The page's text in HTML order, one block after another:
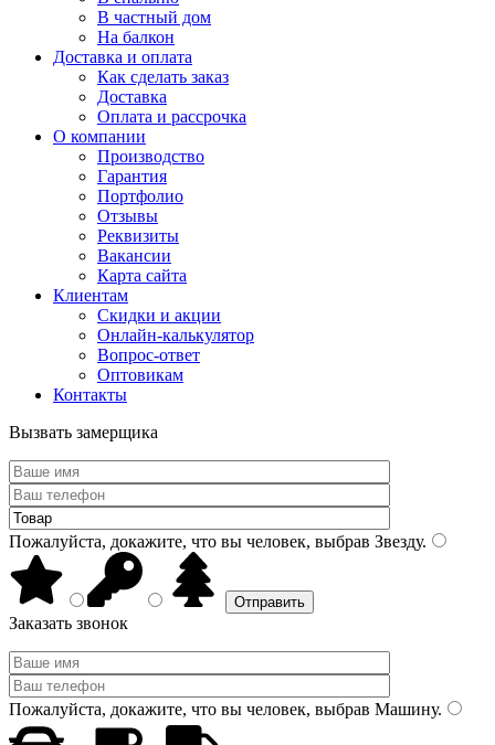
В частный дом
На балкон
Доставка и оплата
Как сделать заказ
Доставка
Оплата и рассрочка
О компании
Производство
Гарантия
Портфолио
Отзывы
Реквизиты
Вакансии
Карта сайта
Клиентам
Скидки и акции
Онлайн-калькулятор
Вопрос-ответ
Оптовикам
Контакты
Вызвать замерщика
Пожалуйста, докажите, что вы человек, выбрав Звезду.
Заказать звонок
Пожалуйста, докажите, что вы человек, выбрав Машину.